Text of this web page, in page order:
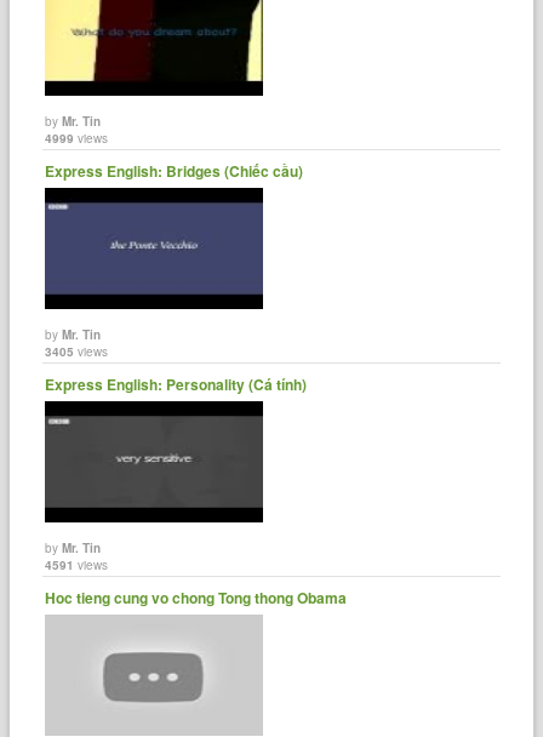
byMr. Tin
4999 views
Express English: Bridges (Chiếc cầu)
byMr. Tin
3405 views
Express English: Personality (Cá tính)
byMr. Tin
4591 views
Hoc tieng cung vo chong Tong thong Obama